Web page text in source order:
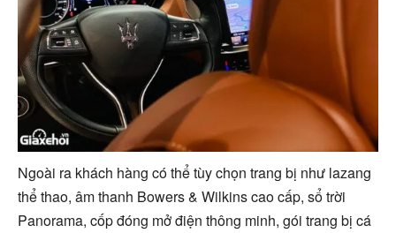
Ngoài ra khách hàng có thể tùy chọn trang bị như lazang
thể thao, âm thanh Bowers & Wilkins cao cấp, sổ trời
Panorama, cốp đóng mở điện thông minh, gói trang bị cá